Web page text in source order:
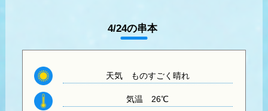
4/24の串本
天気 ものすごく晴れ
気温 26℃